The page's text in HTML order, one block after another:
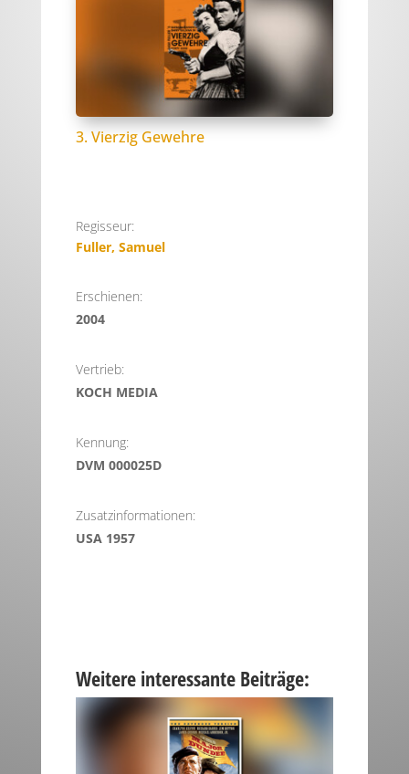
3. Vierzig Gewehre
Regisseur:
Fuller, Samuel
Erschienen:
2004
Vertrieb:
KOCH MEDIA
Kennung:
DVM 000025D
Zusatzinformationen:
USA 1957
Weitere interessante Beiträge: